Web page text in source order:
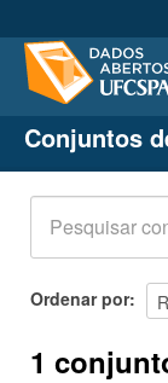
Conjuntos de
Organizações
Grupos
Sobre
Conjuntos
Ordenar por
1